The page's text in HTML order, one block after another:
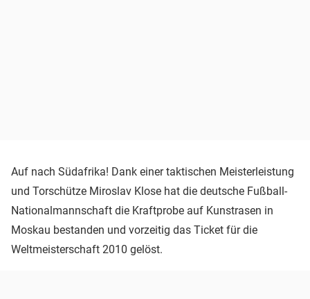
Auf nach Südafrika! Dank einer taktischen Meisterleistung
und Torschütze Miroslav Klose hat die deutsche Fußball-
Nationalmannschaft die Kraftprobe auf Kunstrasen in
Moskau bestanden und vorzeitig das Ticket für die
Weltmeisterschaft 2010 gelöst.